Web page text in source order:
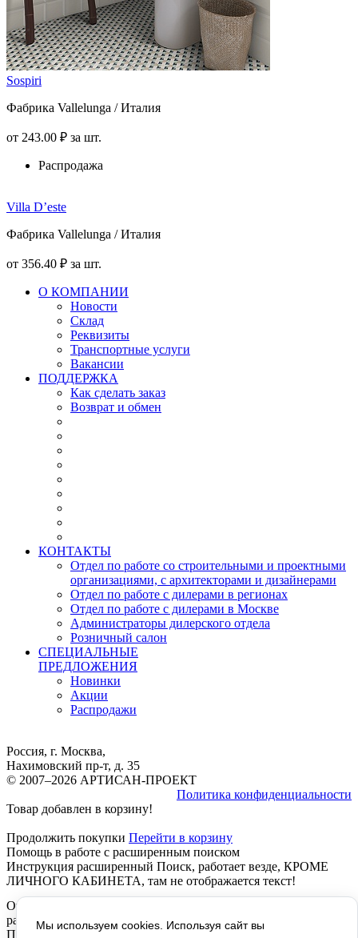
Sospiri
Фабрика Vallelunga / Италия
от 243.00 ₽ за шт.
Распродажа
Villa D’este
Фабрика Vallelunga / Италия
от 356.40 ₽ за шт.
О КОМПАНИИ
Новости
Склад
Реквизиты
Транспортные услуги
Вакансии
ПОДДЕРЖКА
Как сделать заказ
Возврат и обмен
КОНТАКТЫ
Отдел по работе со строительными и проектными
организациями, с архитекторами и дизайнерами
Отдел по работе с дилерами в регионах
Отдел по работе с дилерами в Москве
Администраторы дилерского отдела
Розничный салон
СПЕЦИАЛЬНЫЕ
ПРЕДЛОЖЕНИЯ
Новинки
Акции
Распродажи
Россия, г. Москва,
Нахимовский пр-т, д. 35
© 2007–2026 АРТИСАН-ПРОЕКТ
Политика конфиденциальности
Товар добавлен в корзину!
Продолжить покупки Перейти в корзину
Помощь в работе с расширенным поиском
Инструкция расширенный Поиск, работает везде, КРОМЕ
ЛИЧНОГО КАБИНЕТА, там не отображается текст!
Отображается левое название - Помощь в работе с
расширенным поиском, ОТКУДА?
Предпросмотр
Мы используем cookies. Используя сайт вы